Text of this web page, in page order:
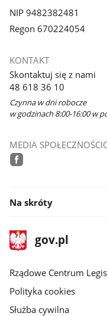
NIP 9482382481
Regon 670224054
KONTAKT
Skontaktuj się z nami
48 618 36 10
Czynna w dni robocze
w godzinach 8:00-16:00 w
MEDIA
Na skróty
stopka
gov.plStrona
gov.pl
Rządowe Centrum
Polityka cookies
Służba cywilna